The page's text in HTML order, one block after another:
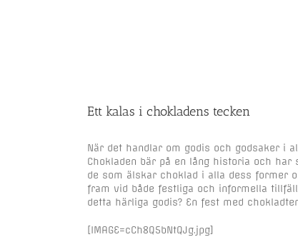
Ett kalas i chokladens tecken
När det handlar om godis och godsaker i
Chokladen bär på en lång historia och
de som älskar choklad i alla dess former
fram vid både festliga och informella
detta härliga godis? En fest med
[IMAGE=cCh8Q5bNtQJg.jpg]